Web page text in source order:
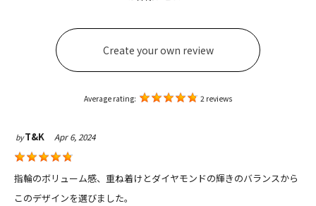
Create your own review
Average rating: 2 reviews
Apr 6, 2024
byT&K
指輪のボリューム感、重ね着けとダイヤモンドの輝きのバランスから
このデザインを選びました。